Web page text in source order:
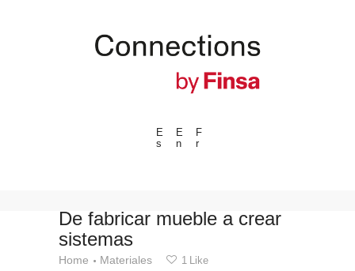
E
s
E
n
F
r
---ENLACES---
Eventos
Espacios
Materiales
De fabricar mueble a crear
sistemas
Home Materiales 1 Like